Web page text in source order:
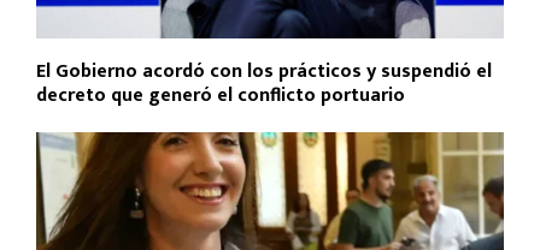
El Gobierno acordó con los prácticos y suspendió el
decreto que generó el conflicto portuario